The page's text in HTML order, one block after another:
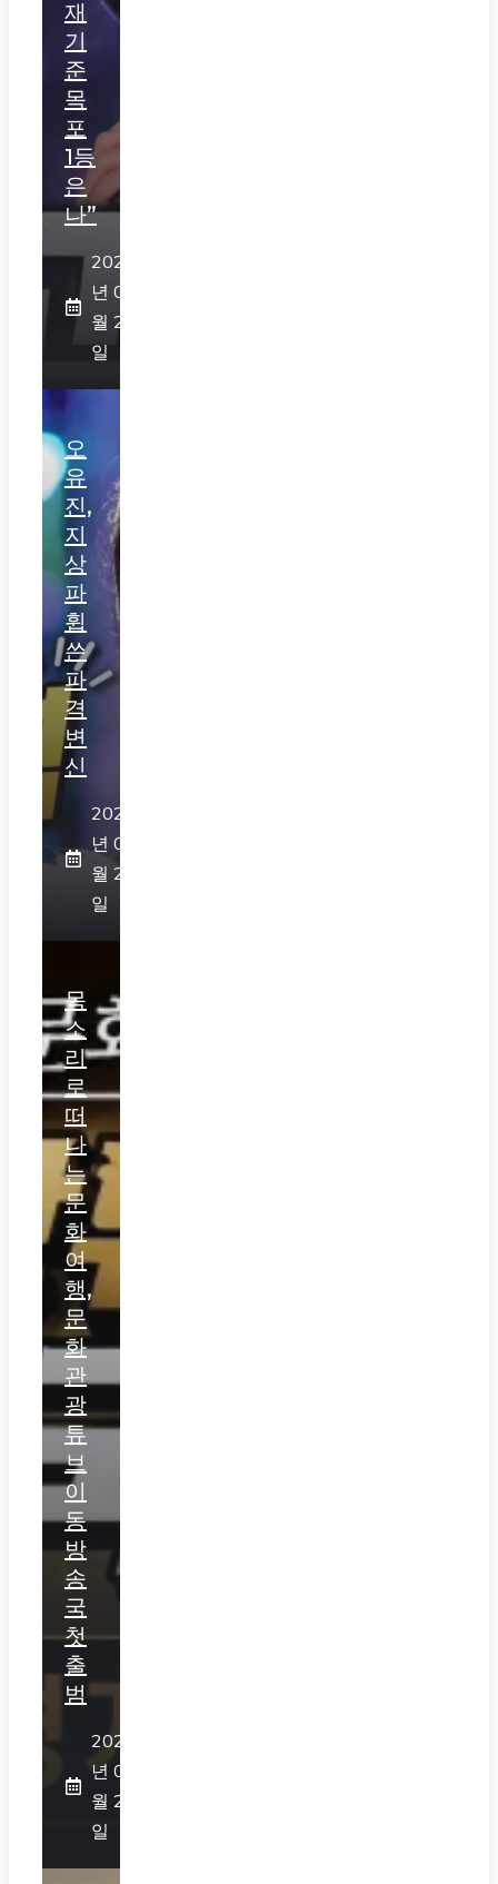
재
기
준
목
포
1등
은
나”
2026
년 07
월 29
일
오
유
진,
지
상
파
휩
쓴
파
격
변
신
2026
년 07
월 28
일
목
소
리
로
떠
나
는
문
화
여
행,
문
화
관
광
튜
브
이
동
방
송
국
첫
출
범
2026
년 07
월 25
일